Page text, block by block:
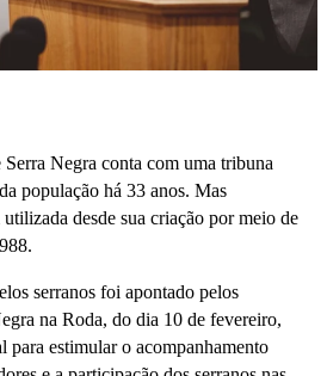
Negra conta com uma tribuna
população há 33 anos. Mas
desde sua criação por meio de
serranos foi apontado pelos
na Roda, do dia 10 de fevereiro,
para estimular o acompanhamento